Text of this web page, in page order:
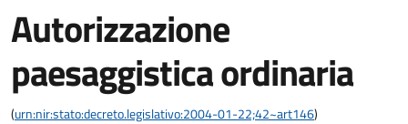
Autorizzazione
paesaggistica ordinaria
(urn:nir:stato:decreto.legislativo:2004-01-22;42~art146)